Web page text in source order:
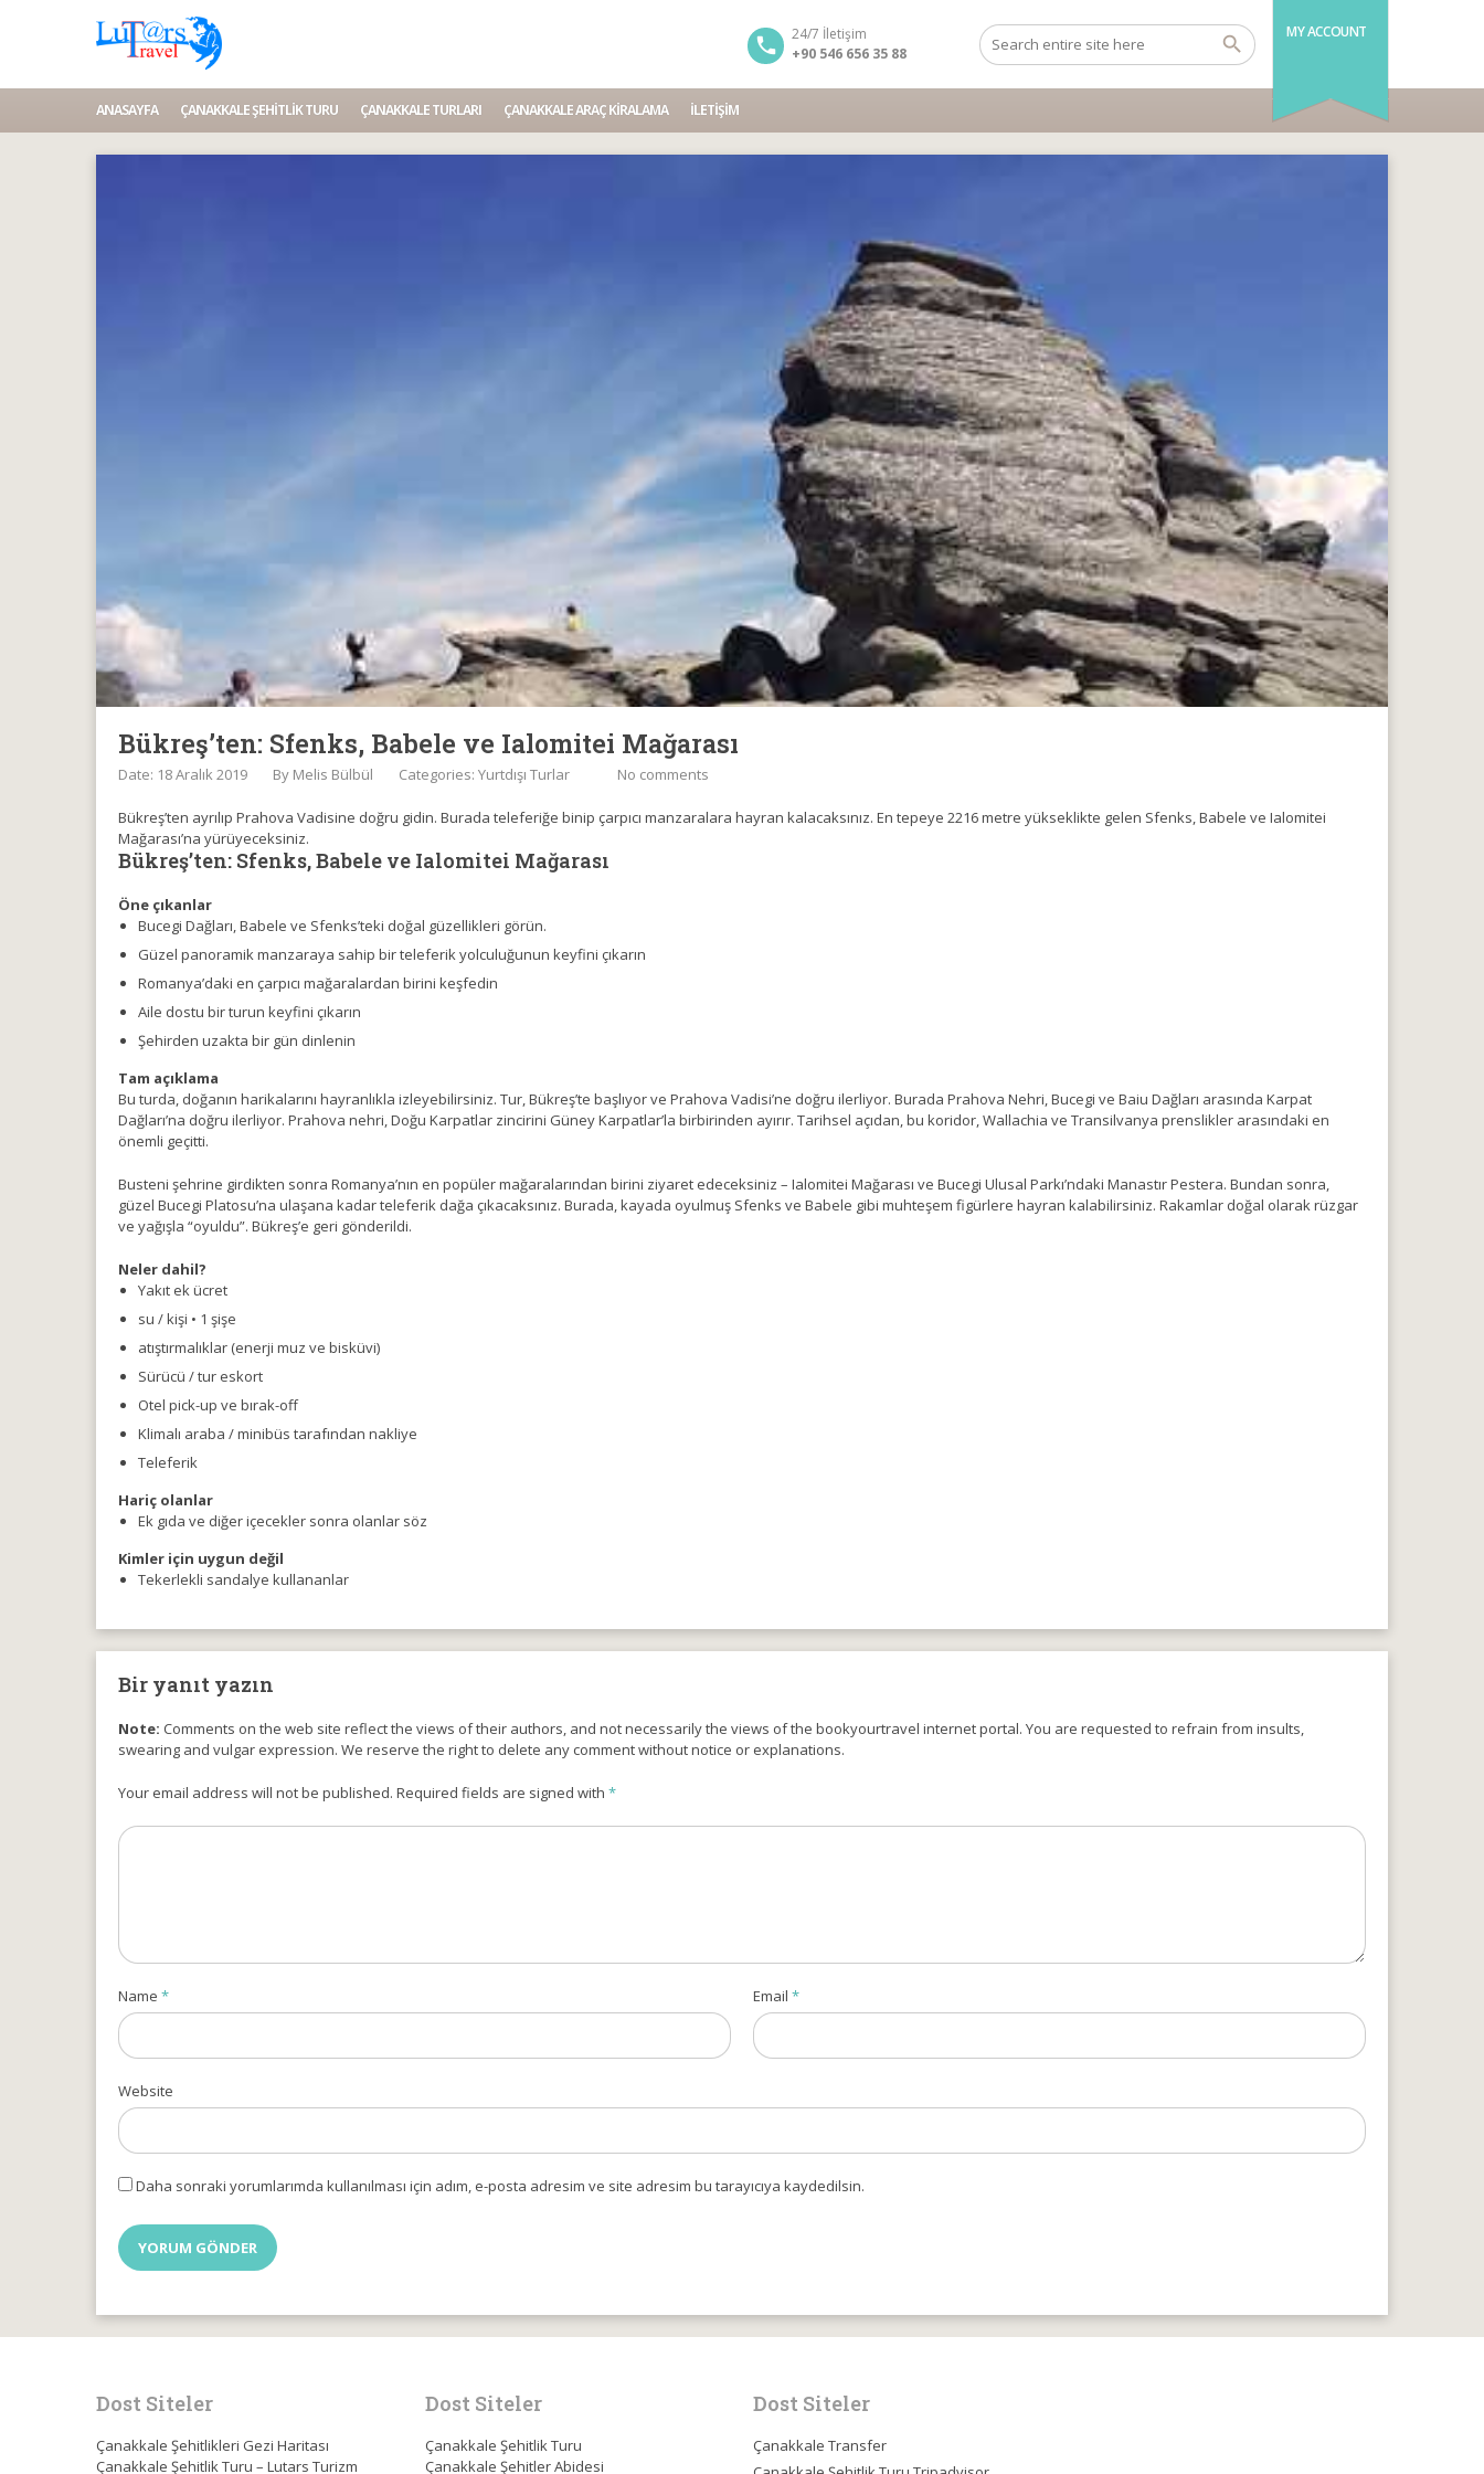
MY ACCOUNT
24/7 İletişim
+90 546 656 35 88
ANASAYFA ÇANAKKALE ŞEHITLIK TURU ÇANAKKALE TURLARI ÇANAKKALE ARAÇ KIRALAMA İLETIŞIM
Bükreş’ten: Sfenks, Babele ve Ialomitei Mağarası
Date: 18 Aralık 2019 By Melis Bülbül Categories: Yurtdışı Turlar No comments
Bükreş’ten ayrılıp Prahova Vadisine doğru gidin. Burada teleferiğe binip çarpıcı manzaralara hayran kalacaksınız. En tepeye 2216 metre yükseklikte gelen Sfenks, Babele ve Ialomitei
Mağarası’na yürüyeceksiniz.
Bükreş’ten: Sfenks, Babele ve Ialomitei Mağarası
Öne çıkanlar
Bucegi Dağları, Babele ve Sfenks’teki doğal güzellikleri görün.
Güzel panoramik manzaraya sahip bir teleferik yolculuğunun keyfini çıkarın
Romanya’daki en çarpıcı mağaralardan birini keşfedin
Aile dostu bir turun keyfini çıkarın
Şehirden uzakta bir gün dinlenin
Tam açıklama
Bu turda, doğanın harikalarını hayranlıkla izleyebilirsiniz. Tur, Bükreş’te başlıyor ve Prahova Vadisi’ne doğru ilerliyor. Burada Prahova Nehri, Bucegi ve Baiu Dağları arasında Karpat
Dağları’na doğru ilerliyor. Prahova nehri, Doğu Karpatlar zincirini Güney Karpatlar’la birbirinden ayırır. Tarihsel açıdan, bu koridor, Wallachia ve Transilvanya prenslikler arasındaki en
önemli geçitti.
Busteni şehrine girdikten sonra Romanya’nın en popüler mağaralarından birini ziyaret edeceksiniz – Ialomitei Mağarası ve Bucegi Ulusal Parkı’ndaki Manastır Pestera. Bundan sonra,
güzel Bucegi Platosu’na ulaşana kadar teleferik dağa çıkacaksınız. Burada, kayada oyulmuş Sfenks ve Babele gibi muhteşem figürlere hayran kalabilirsiniz. Rakamlar doğal olarak rüzgar
ve yağışla “oyuldu”. Bükreş’e geri gönderildi.
Neler dahil?
Yakıt ek ücret
su / kişi • 1 şişe
atıştırmalıklar (enerji muz ve bisküvi)
Sürücü / tur eskort
Otel pick-up ve bırak-off
Klimalı araba / minibüs tarafından nakliye
Teleferik
Hariç olanlar
Ek gıda ve diğer içecekler sonra olanlar söz
Kimler için uygun değil
Tekerlekli sandalye kullananlar
Bir yanıt yazın
Note: Comments on the web site reflect the views of their authors, and not necessarily the views of the bookyourtravel internet portal. You are requested to refrain from insults,
swearing and vulgar expression. We reserve the right to delete any comment without notice or explanations.
Your email address will not be published. Required fields are signed with *
Name * Email *
Website
Daha sonraki yorumlarımda kullanılması için adım, e-posta adresim ve site adresim bu tarayıcıya kaydedilsin.
Dost Siteler
Çanakkale Şehitlikleri Gezi Haritası
Çanakkale Şehitlik Turu – Lutars Turizm
Dost Siteler
Çanakkale Şehitlik Turu
Çanakkale Şehitler Abidesi
Dost Siteler
Çanakkale Transfer